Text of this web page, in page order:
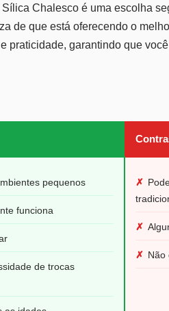
Chalesco é uma escolha
de que está oferecendo o
praticidade, garantindo que
pequenos
funciona
de trocas
✗
✗
✗ Não